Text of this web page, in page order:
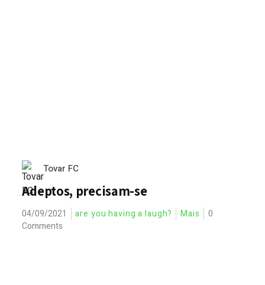
Tovar FC
Adeptos, precisam-se
04/09/2021 are you having a laugh? Mais
0
Comments